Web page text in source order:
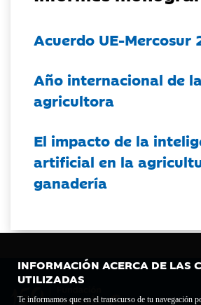
INFORMACIÓN ACERCA DE LAS
UTILIZADAS
Te informamos que en el transcurso de tu navegación
Acuerdo UE-Mercosur
Año internacional de
agricultora
El impacto de la
artificial en la
ganadería